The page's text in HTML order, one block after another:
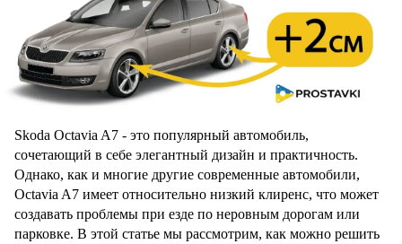
Skoda Octavia A7 - это популярный автомобиль,
сочетающий в себе элегантный дизайн и практичность.
Однако, как и многие другие современные автомобили,
Octavia A7 имеет относительно низкий клиренс, что может
создавать проблемы при езде по неровным дорогам или
парковке. В этой статье мы рассмотрим, как можно решить